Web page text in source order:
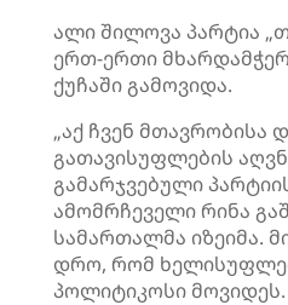
ალიშილოვა პარტია
ერთ-ერთი
ქუჩაში გამოვიდა.
„აქ ჩვენ მთავრობისა
გათავისუფლების
გამარჯვებული
ამომრჩეველი რინა
სამართალმა იზეიმა.
დრო, რომ
პოლიტიკოსი მოვიდეს.